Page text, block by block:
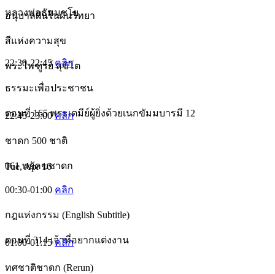
หลวงพ่อธัมมชโย
อนุบาลฝันในฝันวิทยา
สีแห่งความสุข
พระไพฑูรย์ สุขิโต
22:30-22:45คลิก
ธรรมะเพื่อประชาชน
ตอนที่ 165 พระเตมีย์ผู้ยิ่งด้วยเนกขัมมบารมี 12
22:45-23:00คลิก
ชาดก 500 ชาติ
061 พยัคฆชาดก
Tue, Apr 16
00:30-01:00 คลิก
กฎแห่งกรรม (English Subtitle)
ตอนที่ 314 เจ้าที่อยากแต่งงาน
01:00-01:15คลิก
ทศชาติชาดก (Rerun)